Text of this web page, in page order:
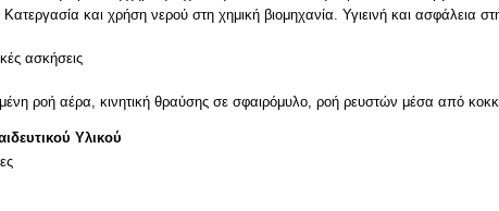
Κατεργασία και χρήση νερού στη χημική βιομηχανία. Υγιεινή και ασφάλεια
ασκήσεις
ροή αέρα, κινητική θραύσης σε σφαιρόμυλο, ροή ρευστών μέσα από
Υλικού